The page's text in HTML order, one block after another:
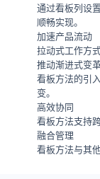
通过看板列设
顺畅实现。
加速产品流动
拉动式工作方
推动渐进式变革
看板方法的引
变。
高效协同
看板方法支持
融合管理
看板方法与其